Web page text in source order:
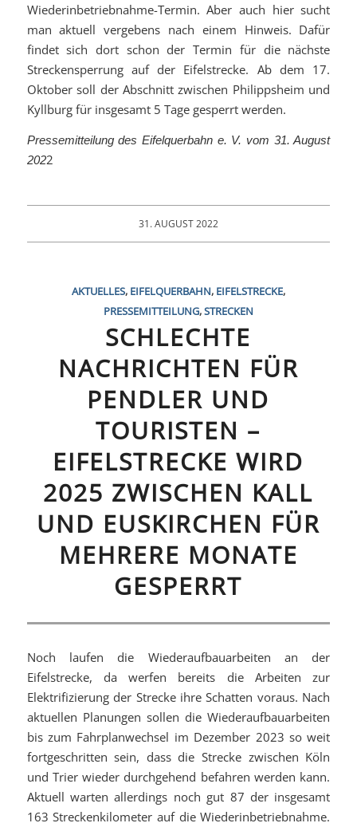
Wiederinbetriebnahme-Termin. Aber auch hier sucht
man aktuell vergebens nach einem Hinweis. Dafür
findet sich dort schon der Termin für die nächste
Streckensperrung auf der Eifelstrecke. Ab dem 17.
Oktober soll der Abschnitt zwischen Philippsheim und
Kyllburg für insgesamt 5 Tage gesperrt werden.
Pressemitteilung des Eifelquerbahn e. V. vom 31. August
2022
31. AUGUST 2022
AKTUELLES, EIFELQUERBAHN, EIFELSTRECKE,
PRESSEMITTEILUNG,STRECKEN
SCHLECHTE
NACHRICHTEN FÜR
PENDLER UND
TOURISTEN –
EIFELSTRECKE WIRD
2025 ZWISCHEN KALL
UND EUSKIRCHEN FÜR
MEHRERE MONATE
GESPERRT
Noch laufen die Wiederaufbauarbeiten an der
Eifelstrecke, da werfen bereits die Arbeiten zur
Elektrifizierung der Strecke ihre Schatten voraus. Nach
aktuellen Planungen sollen die Wiederaufbauarbeiten
bis zum Fahrplanwechsel im Dezember 2023 so weit
fortgeschritten sein, dass die Strecke zwischen Köln
und Trier wieder durchgehend befahren werden kann.
Aktuell warten allerdings noch gut 87 der insgesamt
163 Streckenkilometer auf die Wiederinbetriebnahme.